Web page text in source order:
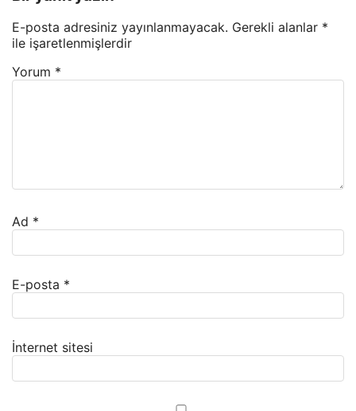
E-posta adresiniz yayınlanmayacak. Gerekli alanlar *
ile işaretlenmişlerdir
Yorum *
Ad *
E-posta *
İnternet sitesi